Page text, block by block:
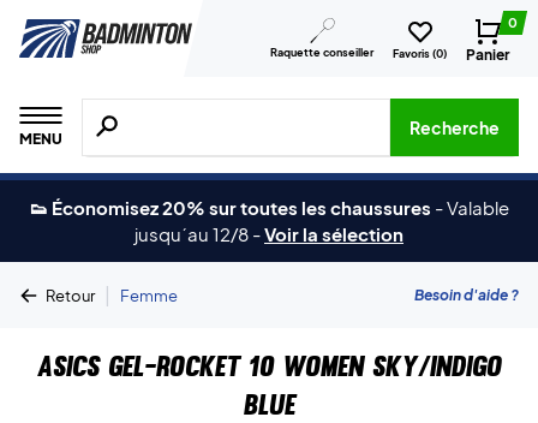
Raquette conseiller Favoris (0)
0
Panier
MENU
Recherche de produits, de marques, etc.
Recherche
👟 Économisez 20% sur toutes les chaussures -Valable
jusqu´au 12/8 -Voir la sélection
Retour | Femme Besoin d'aide ?
Asics Gel-Rocket 10 Women Sky/Indigo
Blue